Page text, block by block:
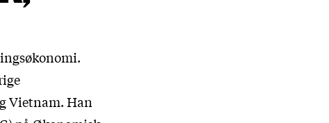
Vietnam. Han